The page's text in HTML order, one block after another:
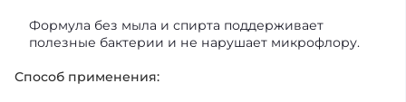
Формула без мыла и спирта поддерживает
полезные бактерии и не нарушает микрофлору.
Способ применения: